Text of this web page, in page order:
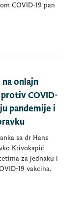
COVID-19 pan
onlajn
COVID-
pandemije i
sa dr Hans
Krivokapić
za jednaku i
19 vakcina.